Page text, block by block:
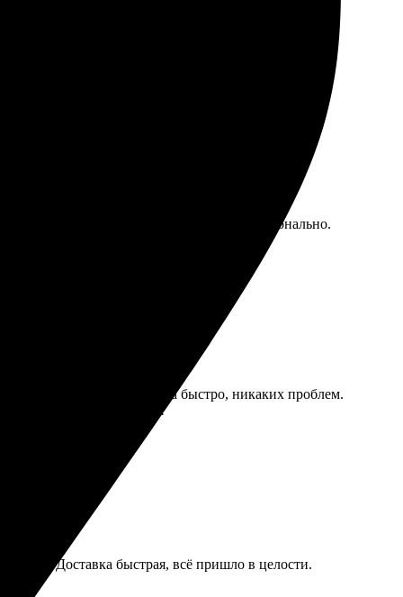
качество порадовало. Очень понравилась
все как ожидала, качественно и профессионально.
размер. Заказ оформила быстро, никаких проблем.
буду заказывать ещё!
Доставка быстрая, всё пришло в целости.